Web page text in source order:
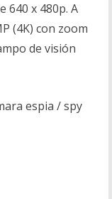
640 x 480p. A
(4K) con zoom
de visión
espia / spy